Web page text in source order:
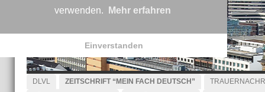
verwenden.
Mehr erfahren
Einverstanden
DLVL ZEITSCHRIFT “MEIN FACH DEUTSCH”